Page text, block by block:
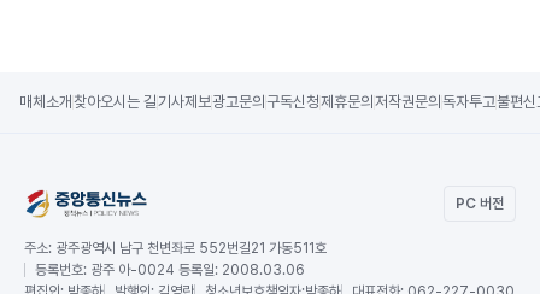
매체소개 찾아오시는 길기사제보광고문의 구독신청제휴문의 저작권문의 독자투고불편신
PC 버전
주소: 광주광역시 남구 천변좌로 552번길21 가동511호
등록번호: 광주 아-0024 등록일: 2008.03.06